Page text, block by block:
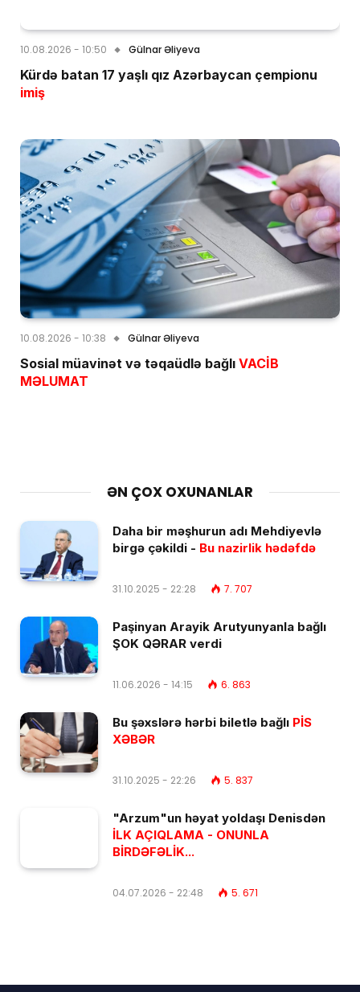
10.08.2026 - 10:50 Gülnar Əliyeva
Kürdə batan 17 yaşlı qız Azərbaycan çempionu
imiş
10.08.2026 - 10:38 Gülnar Əliyeva
Sosial müavinət və təqaüdlə bağlı VACİB
MƏLUMAT
ƏN ÇOX OXUNANLAR
Daha bir məşhurun adı Mehdiyevlə
birgə çəkildi - Bu nazirlik hədəfdə
31.10.2025 - 22:28 7. 707
Paşinyan Arayik Arutyunyanla bağlı
ŞOK QƏRAR verdi
11.06.2026 - 14:15 6. 863
Bu şəxslərə hərbi biletlə bağlı PİS
XƏBƏR
31.10.2025 - 22:26 5. 837
"Arzum"un həyat yoldaşı Denisdən
İLK AÇIQLAMA - ONUNLA
BİRDƏFƏLİK...
04.07.2026 - 22:48 5. 671